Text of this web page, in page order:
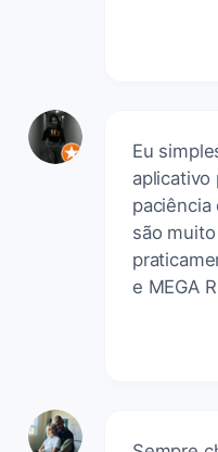
Eu
aplicativo
são
e MEGA